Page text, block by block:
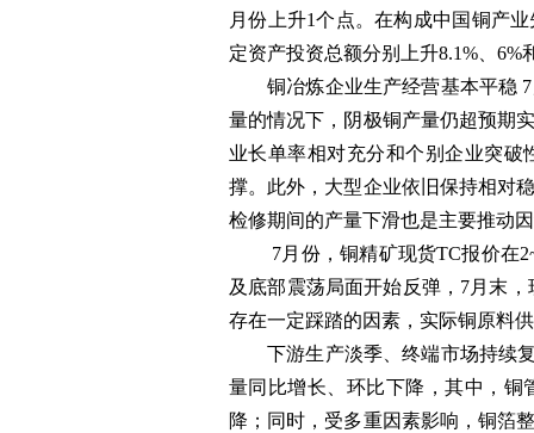
月份上升1个点。在构成中国铜产
定资产投资总额分别上升8.1%、6%
铜冶炼企业生产经营基本平稳
量的情况下，阴极铜产量仍超预期
业长单率相对充分和个别企业突破
撑。此外，大型企业依旧保持相对
检修期间的产量下滑也是主要推动因
7月份，铜精矿现货TC报价在
及底部震荡局面开始反弹，7月末
存在一定踩踏的因素，实际铜原料
下游生产淡季、终端市场持续
量同比增长、环比下降，其中，铜
降；同时，受多重因素影响，铜箔